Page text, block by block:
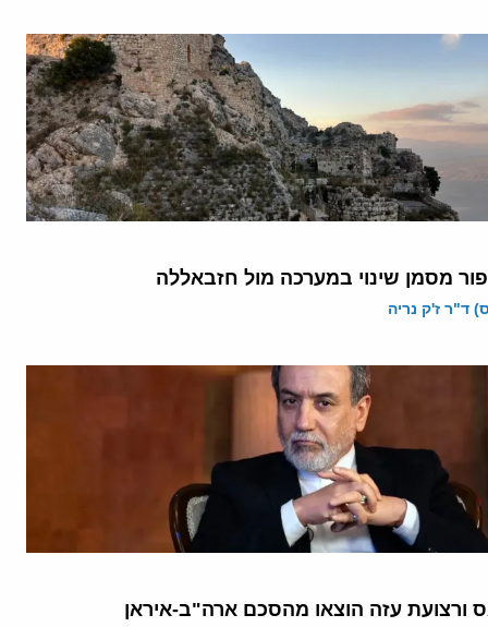
מסמן שינוי במערכה מול חזבאללה
ד"ר ז'ק נריה
ורצועת עזה הוצאו מהסכם ארה"ב-איראן